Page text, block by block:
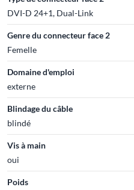
DVI-D 24+1, Dual-Link
Genre du connecteur face 2
Femelle
Domaine d'emploi
externe
Blindage du câble
blindé
Vis à main
oui
Poids